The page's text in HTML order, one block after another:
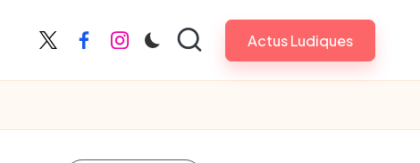
X FacebookInstagram Actus Ludiques